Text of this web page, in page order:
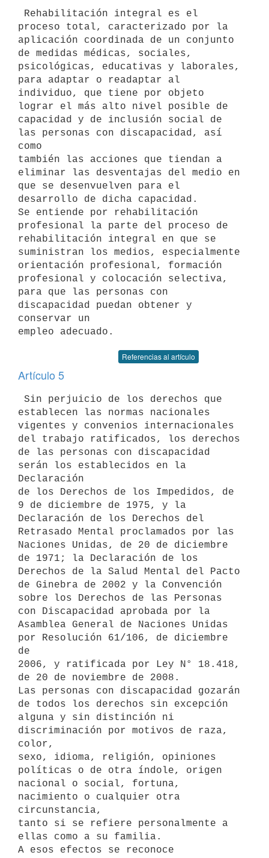
proceso total, caracterizado por la
aplicación coordinada de un conjunto
de medidas médicas, sociales,
psicológicas, educativas y laborales,
para adaptar o readaptar al
individuo, que tiene por objeto
lograr el más alto nivel posible de
capacidad y de inclusión social de
las personas con discapacidad, así
como
también las acciones que tiendan a
eliminar las desventajas del medio en
que se desenvuelven para el
desarrollo de dicha capacidad.
Se entiende por rehabilitación
profesional la parte del proceso de
rehabilitación integral en que se
suministran los medios, especialmente
orientación profesional, formación
profesional y colocación selectiva,
para que las personas con
discapacidad puedan obtener y
conservar un
Referencias al artículo
Artículo 5
establecen las normas nacionales
vigentes y convenios internacionales
del trabajo ratificados, los derechos
de las personas con discapacidad
serán los establecidos en la
Declaración
de los Derechos de los Impedidos, de
9 de diciembre de 1975, y la
Declaración de los Derechos del
Retrasado Mental proclamados por las
Naciones Unidas, de 20 de diciembre
de 1971; la Declaración de los
Derechos de la Salud Mental del Pacto
de Ginebra de 2002 y la Convención
sobre los Derechos de las Personas
con Discapacidad aprobada por la
Asamblea General de Naciones Unidas
por Resolución 61/106, de diciembre
de
2006, y ratificada por Ley N° 18.418,
de 20 de noviembre de 2008.
Las personas con discapacidad gozarán
de todos los derechos sin excepción
alguna y sin distinción ni
discriminación por motivos de raza,
color,
sexo, idioma, religión, opiniones
políticas o de otra índole, origen
nacional o social, fortuna,
nacimiento o cualquier otra
circunstancia,
tanto si se refiere personalmente a
ellas como a su familia.
A esos efectos se reconoce